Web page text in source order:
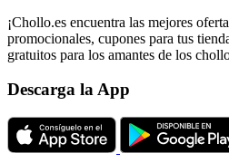
¡Chollo.es encuentra las mejores
promocionales, cupones para tus
gratuitos para los amantes de los
Descarga la App